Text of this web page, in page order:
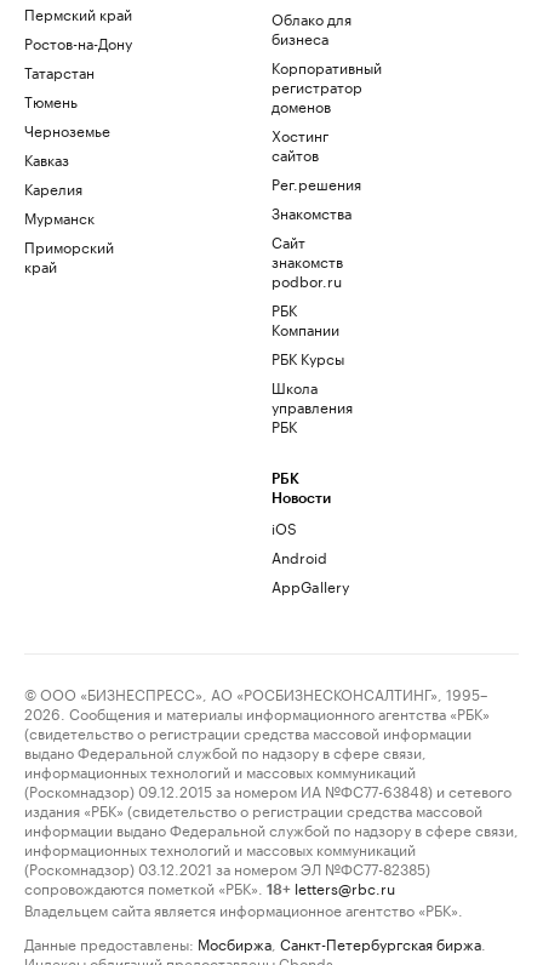
Пермский край
Ростов-на-Дону
Татарстан
Тюмень
Черноземье
Кавказ
Карелия
Мурманск
Приморский
край
Облако для
бизнеса
Корпоративный
регистратор
доменов
Хостинг
сайтов
Рег.решения
Знакомства
Сайт
знакомств
podbor.ru
РБК
Компании
РБК Курсы
Школа
управления
РБК
РБК
Новости
iOS
Android
AppGallery
© ООО «БИЗНЕСПРЕСС», АО «РОСБИЗНЕСКОНСАЛТИНГ», 1995–
2026. Сообщения и материалы информационного агентства «РБК»
(свидетельство о регистрации средства массовой информации
выдано Федеральной службой по надзору в сфере связи,
информационных технологий и массовых коммуникаций
(Роскомнадзор) 09.12.2015 за номером ИА №ФС77-63848) и сетевого
издания «РБК» (свидетельство о регистрации средства массовой
информации выдано Федеральной службой по надзору в сфере связи,
информационных технологий и массовых коммуникаций
(Роскомнадзор) 03.12.2021 за номером ЭЛ №ФС77-82385)
сопровождаются пометкой «РБК».
18+ letters@rbc.ru
Владельцем сайта является информационное агентство «РБК».
Данные предоставлены: Мосбиржа Санкт-Петербургская биржа